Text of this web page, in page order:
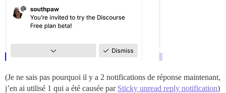
(Je ne sais pas pourquoi il y a 2 notifications de réponse maintenant,
j’en ai utilisé 1 qui a été causée par Sticky unread reply notification)